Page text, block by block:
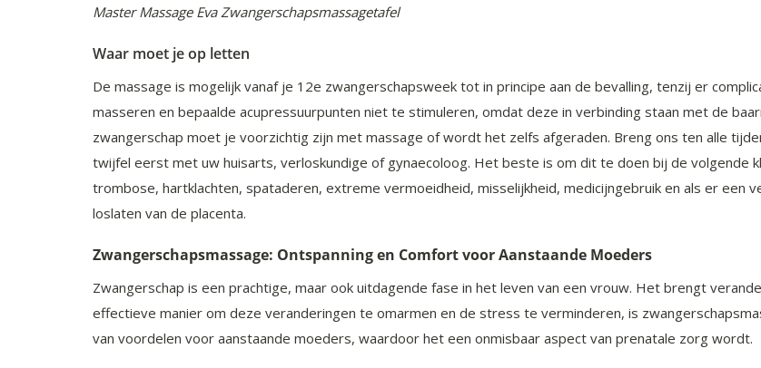
Master Massage Eva Zwangerschapsmassagetafel
Waar moet je op letten
De massage is mogelijk vanaf je 12e zwangerschapsweek tot in principe aan de bevalling, tenzij er
masseren en bepaalde acupressuurpunten niet te stimuleren, omdat deze in verbinding staan met de
zwangerschap moet je voorzichtig zijn met massage of wordt het zelfs afgeraden. Breng ons ten alle
twijfel eerst met uw huisarts, verloskundige of gynaecoloog. Het beste is om dit te doen bij de volgende
trombose, hartklachten, spataderen, extreme vermoeidheid, misselijkheid, medicijngebruik en als er een
loslaten van de placenta.
Zwangerschapsmassage: Ontspanning en Comfort voor Aanstaande Moeders
Zwangerschap is een prachtige, maar ook uitdagende fase in het leven van een vrouw. Het brengt
effectieve manier om deze veranderingen te omarmen en de stress te verminderen, is
van voordelen voor aanstaande moeders, waardoor het een onmisbaar aspect van prenatale zorg wordt.